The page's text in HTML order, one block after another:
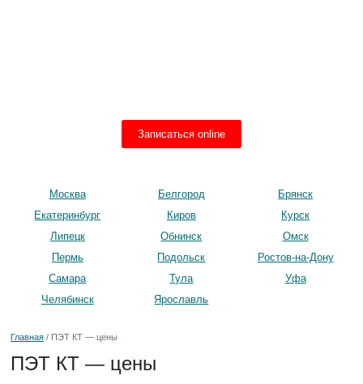
Записаться online
Москва Белгород
Брянск
Екатеринбург
Киров
Курск
Липецк
Обнинск
Омск
Пермь
Подольск
Ростов-на-Дону
Самара
Тула
Уфа
Челябинск
Ярославль
Главная / ПЭТ КТ — цены
ПЭТ КТ — цены